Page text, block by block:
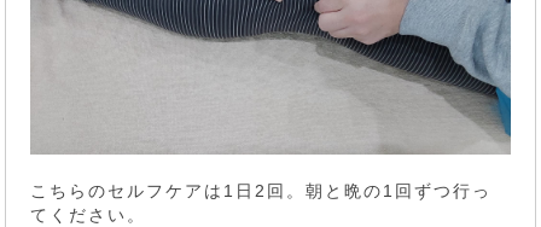
こちらのセルフケアは1日2回。朝と晩の1回ずつ行っ
てください。